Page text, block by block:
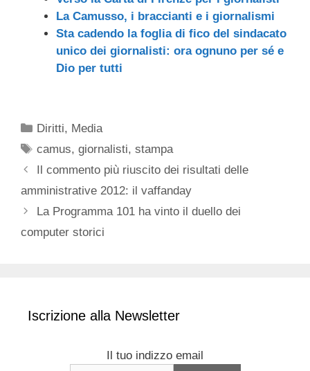
La Camusso, i braccianti e i giornalismi
Sta cadendo la foglia di fico del sindacato
unico dei giornalisti: ora ognuno per sé e
Dio per tutti
Categorie
Diritti, Media
Tag
camus,giornalisti,stampa
Il commento più riuscito dei risultati delle
amministrative 2012: il vaffanday
La Programma 101 ha vinto il duello dei
computer storici
Iscrizione alla Newsletter
Il tuo indizzo email